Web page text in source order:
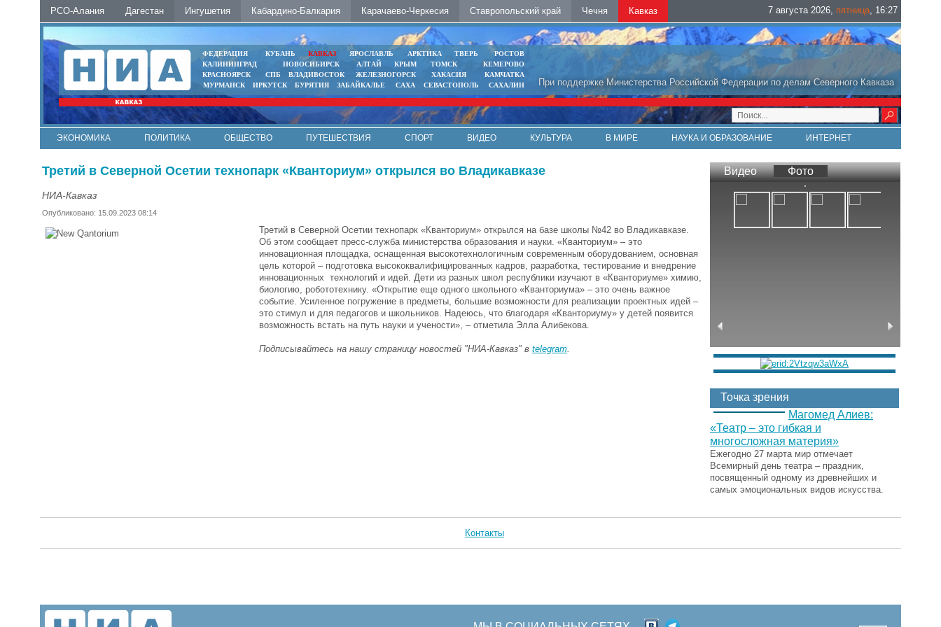
РСО-Алания Дагестан Ингушетия Кабардино-Балкария Карачаево-Черкесия Ставропольский край Чечня Кавказ 7 августа 2026, пятница, 16:27
При поддержке Министерства Российской Федерации по делам Северного Кавказа
ФЕДЕРАЦИЯ КУБАНЬ КАВКАЗ ЯРОСЛАВЛЬ АРКТИКА ТВЕРЬ
РОСТОВ
КАЛИНИНГРАД
НОВОСИБИРСК АЛТАЙ КРЫМ ТОМСК
КЕМЕРОВО
КРАСНОЯРСК
СПБ ВЛАДИВОСТОК ЖЕЛЕЗНОГОРСК ХАКАСИЯ
КАМЧАТКА
МУРМАНСК
ИРКУТСК БУРЯТИЯ ЗАБАЙКАЛЬЕ САХА СЕВАСТОПОЛЬ САХАЛИН
ЭКОНОМИКА ПОЛИТИКА ОБЩЕСТВО ПУТЕШЕСТВИЯ СПОРТ ВИДЕО КУЛЬТУРА В МИРЕ НАУКА И ОБРАЗОВАНИЕ
ИНТЕРНЕТ
Третий в Северной Осетии технопарк «Кванториум» открылся во Владикавказе
НИА-Кавказ
Опубликовано: 15.09.2023 08:14
Третий в Северной Осетии технопарк «Кванториум» открылся на базе школы №42 во Владикавказе.
Об этом сообщает пресс-служба министерства образования и науки. «Кванториум» – это
инновационная площадка, оснащенная высокотехнологичным современным оборудованием, основная
цель которой – подготовка высококвалифицированных кадров, разработка, тестирование и внедрение
инновационных технологий и идей. Дети из разных школ республики изучают в «Кванториуме» химию,
биологию, робототехнику. «Открытие еще одного школьного «Кванториума» – это очень важное
событие. Усиленное погружение в предметы, большие возможности для реализации проектных идей –
это стимул и для педагогов и школьников. Надеюсь, что благодаря «Кванториуму» у детей появится
возможность встать на путь науки и учености», – отметила Элла Алибекова.
Подписывайтесь на нашу страницу новостей "НИА-Кавказ" в telegram
Видео Фото
Точка зрения
Магомед Алиев:
«Театр – это гибкая и
многосложная материя»
Ежегодно 27 марта мир отмечает
Всемирный день театра – праздник,
посвященный одному из древнейших и
самых эмоциональных видов искусства.
Контакты